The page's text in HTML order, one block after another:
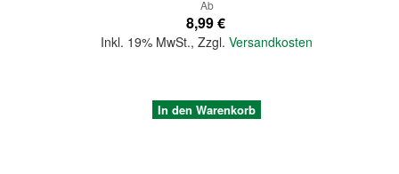
Ab
8,99 €
Inkl. 19% MwSt.,Zzgl.Versandkosten
In den Warenkorb